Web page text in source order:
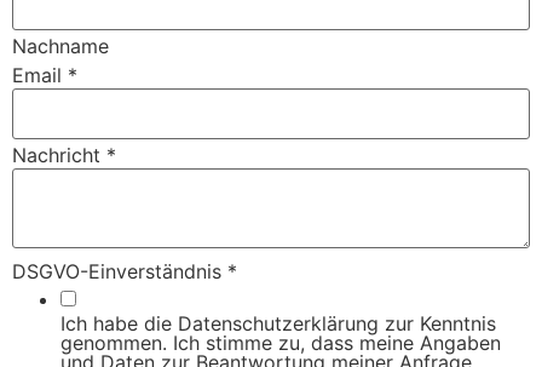
Nachname
Email *
Nachricht *
DSGVO-Einverständnis *
Ich habe die Datenschutzerklärung zur Kenntnis
genommen. Ich stimme zu, dass meine Angaben
und Daten zur Beantwortung meiner Anfrage